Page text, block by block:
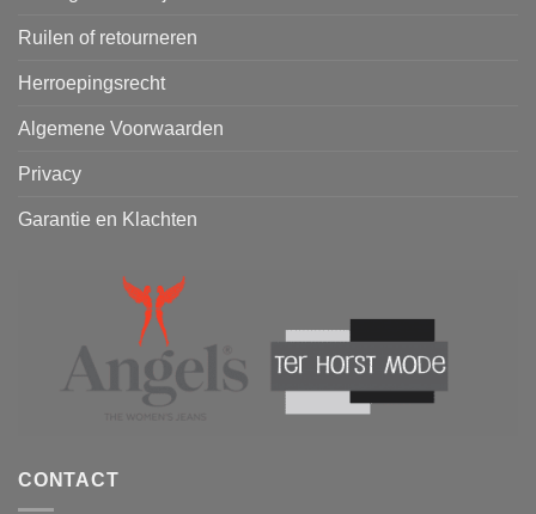
Ruilen of retourneren
Herroepingsrecht
Algemene Voorwaarden
Privacy
Garantie en Klachten
CONTACT